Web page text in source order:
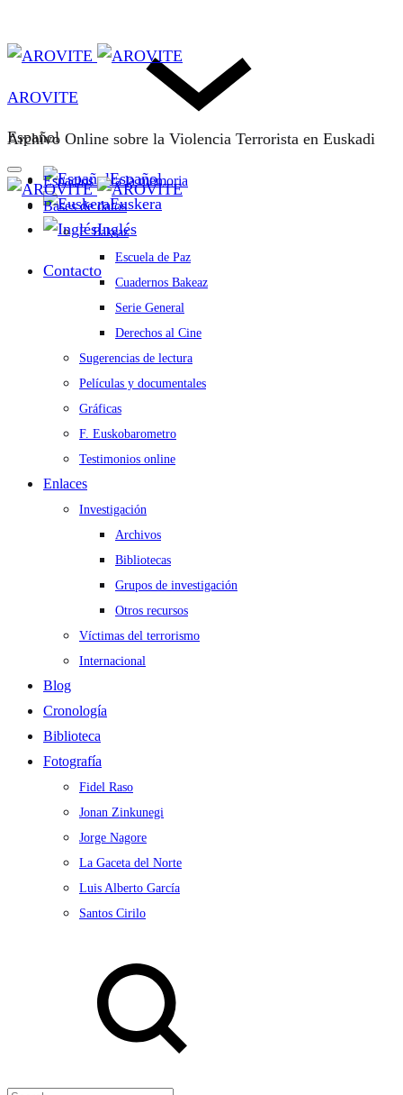
Español
Español
Euskera
Inglés
Contacto
AROVITE
Archivo Online sobre la Violencia Terrorista en Euskadi
Espacios para la memoria
Bases de datos
F. Bakeaz
Escuela de Paz
Cuadernos Bakeaz
Serie General
Derechos al Cine
Sugerencias de lectura
Películas y documentales
Gráficas
F. Euskobarometro
Testimonios online
Enlaces
Investigación
Archivos
Bibliotecas
Grupos de investigación
Otros recursos
Víctimas del terrorismo
Internacional
Blog
Cronología
Biblioteca
Fotografía
Fidel Raso
Jonan Zinkunegi
Jorge Nagore
La Gaceta del Norte
Luis Alberto García
Santos Cirilo